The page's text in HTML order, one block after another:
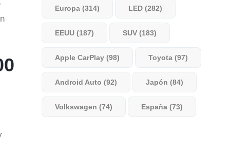
Europa (314) LED (282)
EEUU (187) SUV (183)
Apple CarPlay (98) Toyota (97)
Android Auto (92) Japón (84)
Volkswagen (74) España (73)